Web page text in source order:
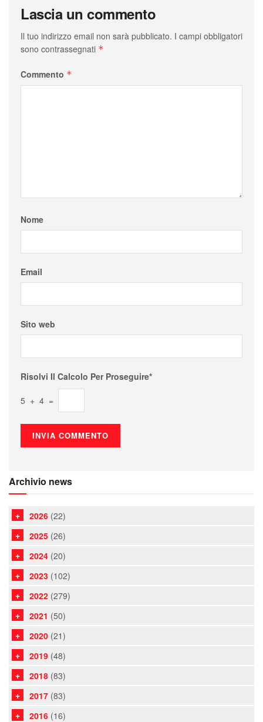
Lascia un commento
Il tuo indirizzo email non sarà pubblicato. I campi obbligatori
sono contrassegnati *
Commento *
Nome
Email
Sito web
Risolvi Il Calcolo Per Proseguire*
5 + 4 =
Archivio news
2026 (22)
2025 (26)
2024 (20)
2023 (102)
2022 (279)
2021 (50)
2020 (21)
2019 (48)
2018 (83)
2017 (83)
2016 (16)